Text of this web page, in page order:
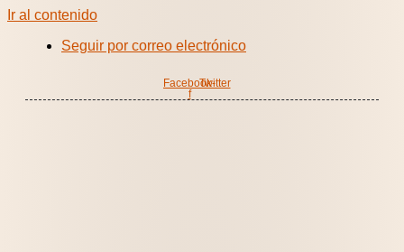
Ir al contenido
Seguir por correo electrónico
Facebook-
f
Twitter